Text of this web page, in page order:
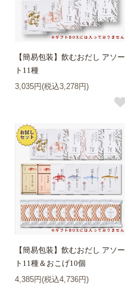
【簡易包装】飲むおだし アソー
ト11種
3,035円(税込3,278円)
【簡易包装】飲むおだし アソー
ト11種＆おこげ10個
4,385円(税込4,736円)